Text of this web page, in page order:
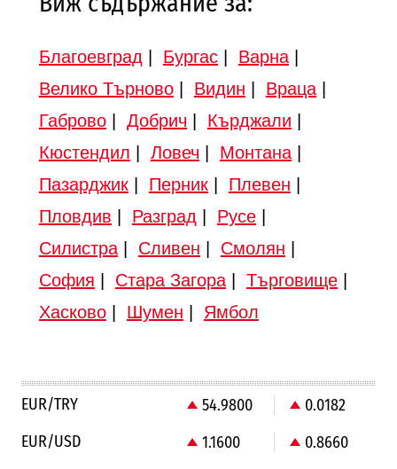
Благоевград Бургас| Варна|
Велико Търново| Видин Враца|
Габрово| Добрич Кърджали
Кюстендил
Ловеч Монтана|
Пазарджик| Перник| Плевен
Пловдив
Разград Русе|
Силистра| Сливен Смолян
София
Стара Загора| Търговище|
Хасково| Шумен Ямбол
EUR/TRY 54.9800
0.0182
EUR/USD
1.1600 0.8660